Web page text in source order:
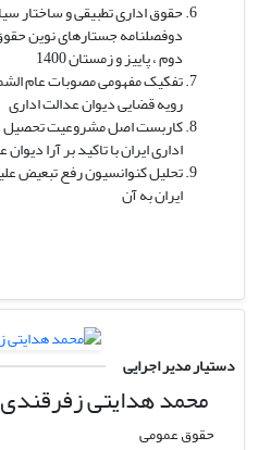
حقوق اداری تطبیقی و
دوفصلنامه جستارهای نوین
دوم ، پاییز و زمستان 1400
تفکیک مفهومی مصوبات عام
رویه قضایی دیوان عدالت اداری
کاربست اصل مشروعیت تحصیل
اداری ایران با تاکید بر آرا
تحلیل کنوانسیون رفع تبعیض
ایران به آن
دستیار مدیر اجرایی
محمد هدایتی زفرقندی
حقوق عمومی